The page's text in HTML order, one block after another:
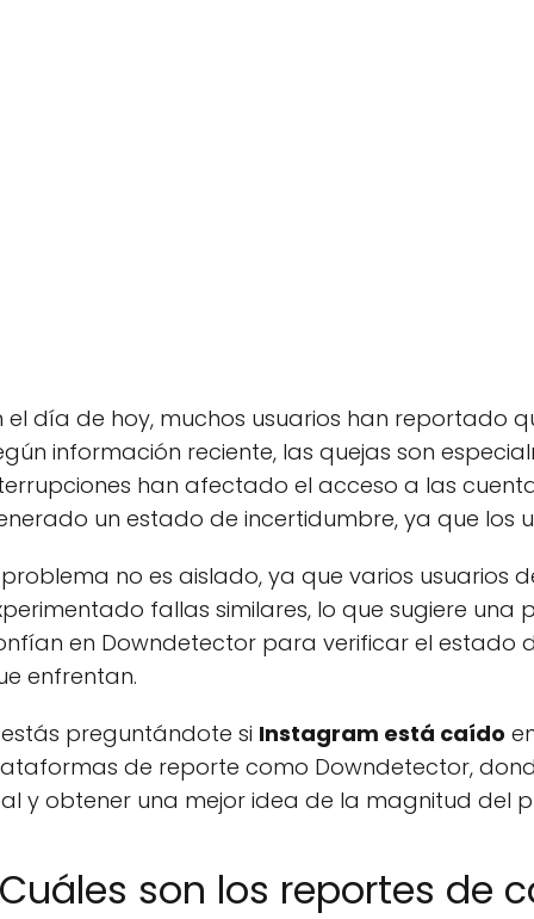
el día de hoy, muchos usuarios han reportado
información reciente, las quejas son
han afectado el acceso a las
un estado de incertidumbre, ya que los
problema no es aislado, ya que varios usuarios
fallas similares, lo que sugiere una
en Downdetector para verificar el estado
enfrentan.
estás preguntándote si Instagram está caído
de reporte como Downdetector,
y obtener una mejor idea de la magnitud del
son los reportes de